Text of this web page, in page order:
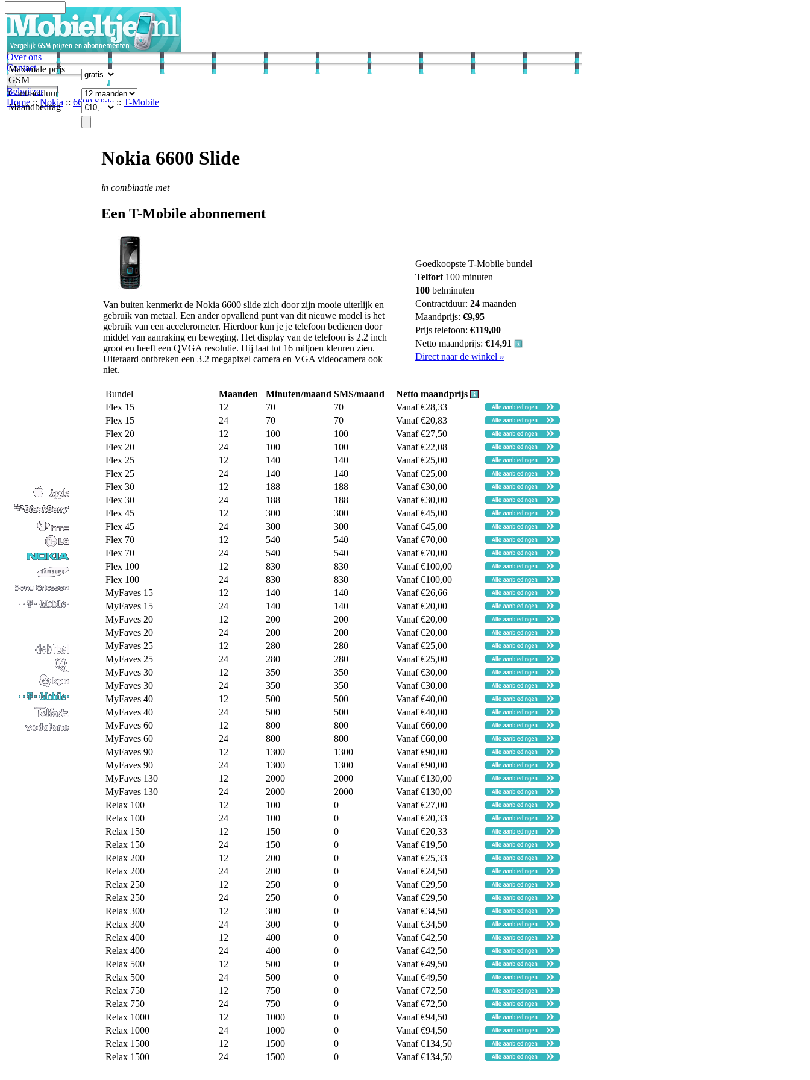
Over ons
Contact
Belwijzer
Home :: Nokia :: 6600 Slide::T-Mobile
Maximale prijs
GSM
Contractduur
Maandbedrag
Nokia 6600 Slide
in combinatie met
Een T-Mobile abonnement
Van buiten kenmerkt de Nokia 6600 slide zich door zijn mooie uiterlijk en
gebruik van metaal. Een ander opvallend punt van dit nieuwe model is het
gebruik van een accelerometer. Hierdoor kun je je telefoon bedienen door
middel van aanraking en beweging. Het display van de telefoon is 2.2 inch
groot en heeft een QVGA resolutie. Hij laat tot 16 miljoen kleuren zien.
Uiteraard ontbreken een 3.2 megapixel camera en VGA videocamera ook
niet.
Goedkoopste T-Mobile bundel
Telfort 100 minuten
100 belminuten
Contractduur: 24 maanden
Maandprijs: €9,95
Prijs telefoon: €119,00
Netto maandprijs: €14,91
Direct naar de winkel »
Bundel Maanden Minuten/maand SMS/maand
Netto maandprijs
Flex 15
12 70 70
Vanaf €28,33
Flex 15
24 70 70
Vanaf €20,83
Flex 20
12 100 100
Vanaf €27,50
Flex 20
24 100 100
Vanaf €22,08
Flex 25
12 140 140
Vanaf €25,00
Flex 25
24 140 140
Vanaf €25,00
Flex 30
12 188 188
Vanaf €30,00
Flex 30
24 188 188
Vanaf €30,00
Flex 45
12 300 300
Vanaf €45,00
Flex 45
24 300 300
Vanaf €45,00
Flex 70
12 540 540
Vanaf €70,00
Flex 70
24 540 540
Vanaf €70,00
Flex 100
12 830 830
Vanaf €100,00
Flex 100
24 830 830
Vanaf €100,00
MyFaves 15
12 140 140
Vanaf €26,66
MyFaves 15
24 140 140
Vanaf €20,00
MyFaves 20
12 200 200
Vanaf €20,00
MyFaves 20
24 200 200
Vanaf €20,00
MyFaves 25
12 280 280
Vanaf €25,00
MyFaves 25
24 280 280
Vanaf €25,00
MyFaves 30
12 350 350
Vanaf €30,00
MyFaves 30
24 350 350
Vanaf €30,00
MyFaves 40
12 500 500
Vanaf €40,00
MyFaves 40
24 500 500
Vanaf €40,00
MyFaves 60
12 800 800
Vanaf €60,00
MyFaves 60
24 800 800
Vanaf €60,00
MyFaves 90
12 1300 1300
Vanaf €90,00
MyFaves 90
24 1300 1300
Vanaf €90,00
MyFaves 130
12 2000 2000
Vanaf €130,00
MyFaves 130
24 2000 2000
Vanaf €130,00
Relax 100
12 100 0
Vanaf €27,00
Relax 100
24 100 0
Vanaf €20,33
Relax 150
12 150 0
Vanaf €20,33
Relax 150
24 150 0
Vanaf €19,50
Relax 200
12 200 0
Vanaf €25,33
Relax 200
24 200 0
Vanaf €24,50
Relax 250
12 250 0
Vanaf €29,50
Relax 250
24 250 0
Vanaf €29,50
Relax 300
12 300 0
Vanaf €34,50
Relax 300
24 300 0
Vanaf €34,50
Relax 400
12 400 0
Vanaf €42,50
Relax 400
24 400 0
Vanaf €42,50
Relax 500
12 500 0
Vanaf €49,50
Relax 500
24 500 0
Vanaf €49,50
Relax 750
12 750 0
Vanaf €72,50
Relax 750
24 750 0
Vanaf €72,50
Relax 1000
12 1000 0
Vanaf €94,50
Relax 1000
24 1000 0
Vanaf €94,50
Relax 1500
12 1500 0
Vanaf €134,50
Relax 1500
24 1500 0 Vanaf €134,50